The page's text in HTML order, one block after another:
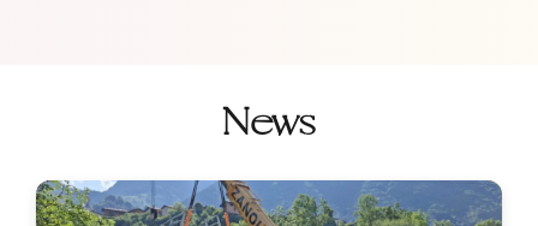
News